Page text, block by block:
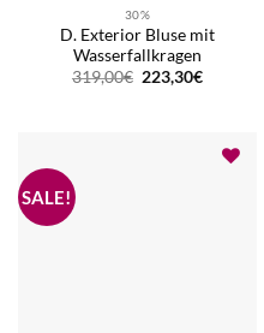
30%
D. Exterior Bluse mit
Wasserfallkragen
319,00€ Ursprünglicher
Preis
223,30€Aktueller